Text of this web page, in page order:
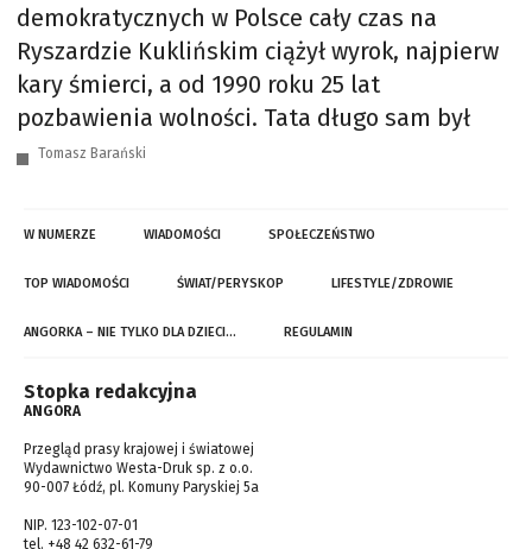
demokratycznych w Polsce cały czas na
Ryszardzie Kuklińskim ciążył wyrok, najpierw
kary śmierci, a od 1990 roku 25 lat
pozbawienia wolności. Tata długo sam był
Tomasz Barański
W NUMERZE WIADOMOŚCI SPOŁECZEŃSTWO
TOP WIADOMOŚCI ŚWIAT/PERYSKOP LIFESTYLE/ZDROWIE
ANGORKA – NIE TYLKO DLA DZIECI… REGULAMIN
Stopka redakcyjna
ANGORA
Przegląd prasy krajowej i światowej
Wydawnictwo Westa-Druk sp. z o.o.
90-007 Łódź, pl. Komuny Paryskiej 5a
NIP. 123-102-07-01
tel. +48 42 632-61-79